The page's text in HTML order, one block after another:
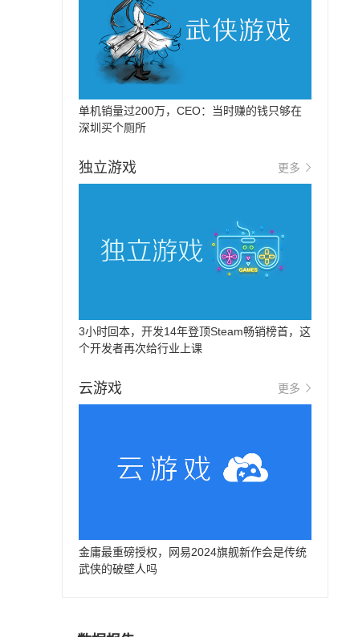
单机销量过200万，CEO：当时赚的钱只够在
深圳买个厕所
独立游戏 更多
3小时回本，开发14年登顶Steam畅销榜首，这
个开发者再次给行业上课
云游戏 更多
金庸最重磅授权，网易2024旗舰新作会是传统
武侠的破壁人吗